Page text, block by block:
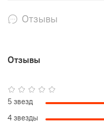
Отзывы
Отзывы
5 звезд
4 звезды